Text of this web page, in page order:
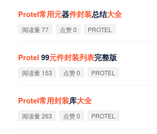
Protel常用元器件封装总结大全
阅读量 77 点赞 0 PROTEL
Protel 99元件封装列表完整版
阅读量 153 点赞 0 PROTEL
Protel常用封装库大全
阅读量 263 点赞 0 PROTEL